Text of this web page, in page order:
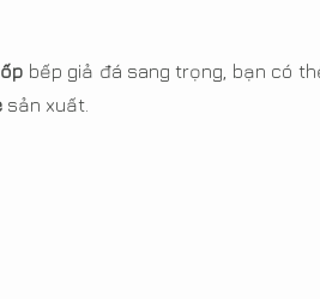
bếp giả đá sang trọng, bạn có
sản xuất.